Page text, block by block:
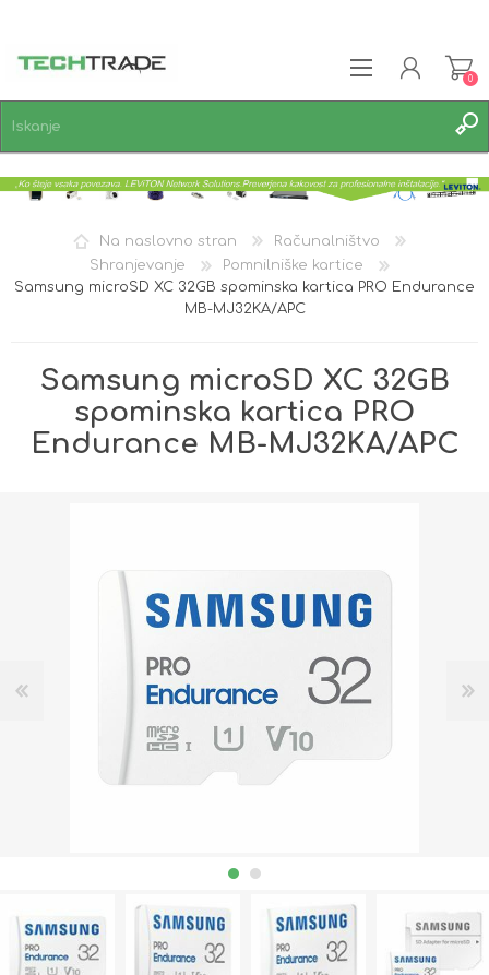
PRIJAVA
0
Na naslovno stran
Računalništvo
Shranjevanje
Pomnilniške kartice
Samsung microSD XC 32GB spominska kartica PRO Endurance
MB-MJ32KA/APC
Samsung microSD XC 32GB
spominska kartica PRO
Endurance MB-MJ32KA/APC